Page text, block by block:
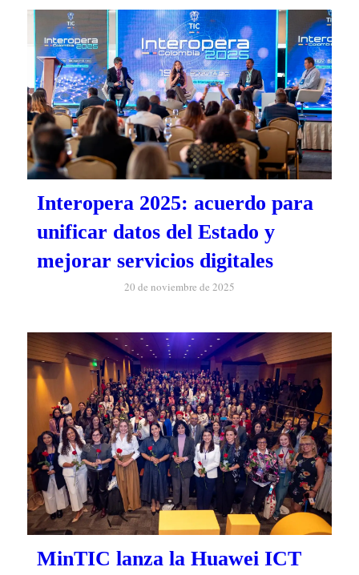
Interopera 2025: acuerdo para
unificar datos del Estado y
mejorar servicios digitales
20 de noviembre de 2025
MinTIC lanza la Huawei ICT